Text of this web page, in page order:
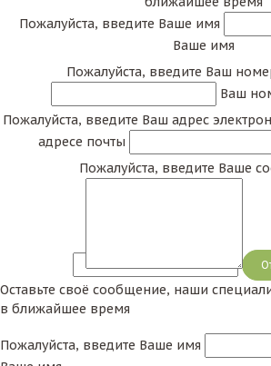
Пожалуйста, введите Ваше имя
Ваше имя
Пожалуйста, введите Ваш
Ваш
Пожалуйста, введите Ваш адрес
адресе почты
Пожалуйста, введите Ваше
Оставьте своё сообщение, наши
в ближайшее время
Пожалуйста, введите Ваше имя